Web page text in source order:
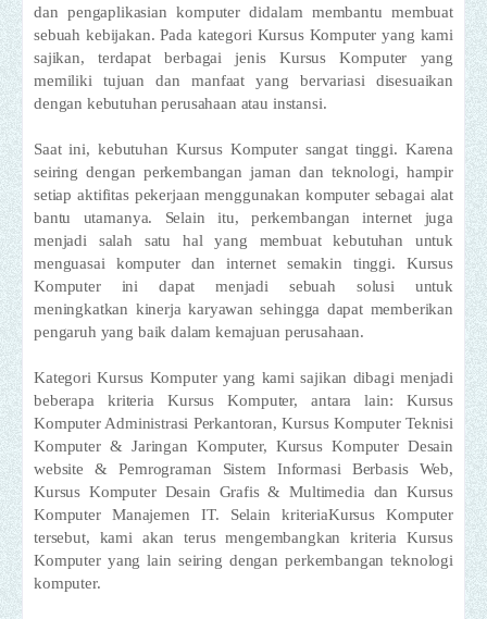
dan pengaplikasian komputer didalam membantu membuat
sebuah kebijakan. Pada kategori Kursus Komputer yang kami
sajikan, terdapat berbagai jenis Kursus Komputer yang
memiliki tujuan dan manfaat yang bervariasi disesuaikan
dengan kebutuhan perusahaan atau instansi.
Saat ini, kebutuhan Kursus Komputer sangat tinggi. Karena
seiring dengan perkembangan jaman dan teknologi, hampir
setiap aktifitas pekerjaan menggunakan komputer sebagai alat
bantu utamanya. Selain itu, perkembangan internet juga
menjadi salah satu hal yang membuat kebutuhan untuk
menguasai komputer dan internet semakin tinggi. Kursus
Komputer ini dapat menjadi sebuah solusi untuk
meningkatkan kinerja karyawan sehingga dapat memberikan
pengaruh yang baik dalam kemajuan perusahaan.
Kategori Kursus Komputer yang kami sajikan dibagi menjadi
beberapa kriteria Kursus Komputer, antara lain: Kursus
Komputer Administrasi Perkantoran, Kursus Komputer Teknisi
Komputer & Jaringan Komputer, Kursus Komputer Desain
website & Pemrograman Sistem Informasi Berbasis Web,
Kursus Komputer Desain Grafis & Multimedia dan Kursus
Komputer Manajemen IT. Selain kriteriaKursus Komputer
tersebut, kami akan terus mengembangkan kriteria Kursus
Komputer yang lain seiring dengan perkembangan teknologi
komputer.